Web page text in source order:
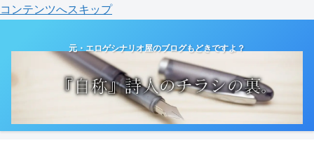
コンテンツへスキップ
元・エロゲシナリオ屋のブログもどきですよ？